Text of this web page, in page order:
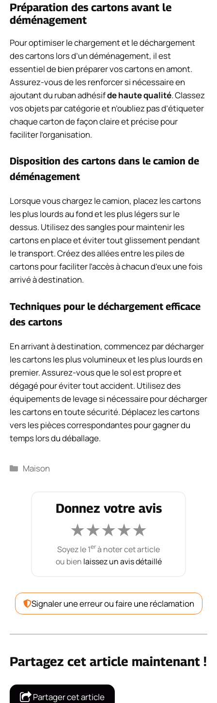
Préparation des cartons avant le
déménagement
Pour optimiser le chargement et le déchargement
des cartons lors d’un déménagement, il est
essentiel de bien préparer vos cartons en amont.
Assurez-vous de les renforcer si nécessaire en
ajoutant du ruban adhésifde haute qualité. Classez
vos objets par catégorie et n’oubliez pas d’étiqueter
chaque carton de façon claire et précise pour
faciliter l’organisation.
Disposition des cartons dans le camion de
déménagement
Lorsque vous chargez le camion, placez les cartons
les plus lourds au fond et les plus légers sur le
dessus. Utilisez des sangles pour maintenir les
cartons en place et éviter tout glissement pendant
le transport. Créez des allées entre les piles de
cartons pour faciliter l’accès à chacun d’eux une fois
arrivé à destination.
Techniques pour le déchargement efficace
des cartons
En arrivant à destination, commencez par décharger
les cartons les plus volumineux et les plus lourds en
premier. Assurez-vous que le sol est propre et
dégagé pour éviter tout accident. Utilisez des
équipements de levage si nécessaire pour décharger
les cartons en toute sécurité. Déplacez les cartons
vers les pièces correspondantes pour gagner du
temps lors du déballage.
Catégories
Maison
Donnez votre avis
★★★★★
Soyez le 1erà noter cet article
ou bien laissez un avis détaillé
Signaler une erreur ou faire une réclamation
Partagez cet article maintenant !
Partager cet article